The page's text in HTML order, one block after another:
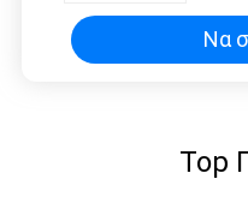
Να
Top